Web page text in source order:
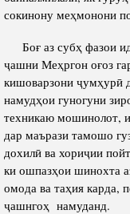
сокинону меҳмонони
Боғ аз субҳ фазои
ҷашни Меҳргон оғоз
кишоварзони ҷумҳурӣ
намудҳои гуногуни
техникаю мошинолот,
дар маърази тамошо
дохилӣ ва хориҷии
ки ошпазҳои шинохта
омода ва таҳия
ҷашнгоҳ намуданд.